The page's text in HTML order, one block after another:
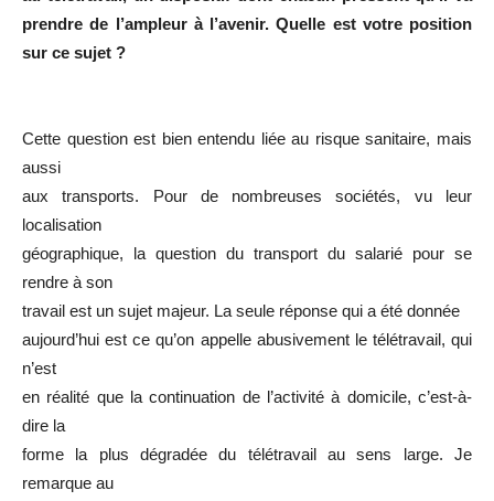
prendre de l’ampleur à l’avenir. Quelle est votre position
sur ce sujet ?
Cette question est bien entendu liée au risque sanitaire, mais
aussi
aux transports. Pour de nombreuses sociétés, vu leur
localisation
géographique, la question du transport du salarié pour se
rendre à son
travail est un sujet majeur. La seule réponse qui a été donnée
aujourd’hui est ce qu’on appelle abusivement le télétravail, qui
n’est
en réalité que la continuation de l’activité à domicile, c’est-à-
dire la
forme la plus dégradée du télétravail au sens large. Je
remarque au